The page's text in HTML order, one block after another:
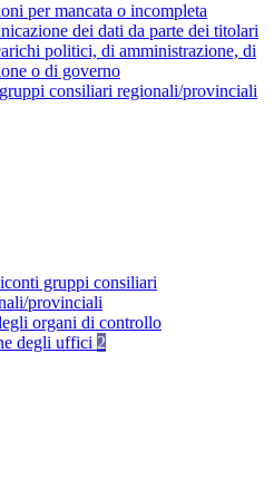
per mancata o incompleta
dei dati da parte dei titolari
politici, di amministrazione, di
o di governo
consiliari regionali/provinciali
gruppi consiliari
provinciali
organi di controllo
degli uffici 2